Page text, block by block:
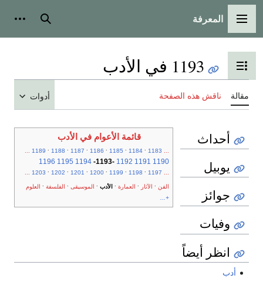
القائمة الرئيسية
المعرفة بحث
تبديل عرض جدول المحتويات
1193 في الأدب
مقالة ناقش هذه الصفحة أدوات
قائمة الأعوام في الأدب
...
1183
1184
1185
1186
1187
1188
1189
...
1190
1191
1192
-
1193
-
1194
1195
1196
...
1197
1198
1199
1200
1201
1202
1203
...
الفن الآثار العمارة الأدب الموسيقى الفلسفة
العلوم
+...
أحداث
يوبيل
جوائز
وفيات
انظر أيضاً
أدب